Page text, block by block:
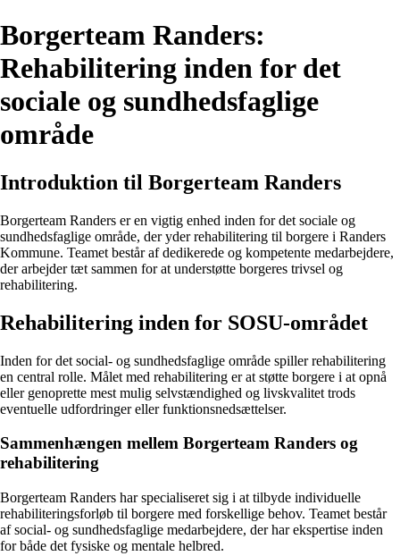
Borgerteam Randers:
Rehabilitering inden for det
sociale og sundhedsfaglige
område
Introduktion til Borgerteam Randers
Borgerteam Randers er en vigtig enhed inden for det sociale og
sundhedsfaglige område, der yder rehabilitering til borgere i Randers
Kommune. Teamet består af dedikerede og kompetente medarbejdere,
der arbejder tæt sammen for at understøtte borgeres trivsel og
rehabilitering.
Rehabilitering inden for SOSU-området
Inden for det social- og sundhedsfaglige område spiller rehabilitering
en central rolle. Målet med rehabilitering er at støtte borgere i at opnå
eller genoprette mest mulig selvstændighed og livskvalitet trods
eventuelle udfordringer eller funktionsnedsættelser.
Sammenhængen mellem Borgerteam Randers og
rehabilitering
Borgerteam Randers har specialiseret sig i at tilbyde individuelle
rehabiliteringsforløb til borgere med forskellige behov. Teamet består
af social- og sundhedsfaglige medarbejdere, der har ekspertise inden
for både det fysiske og mentale helbred.